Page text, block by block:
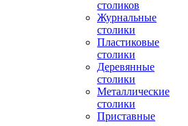
столиков
Журнальные
столики
Пластиковые
столики
Деревянные
столики
Металлические
столики
Приставные